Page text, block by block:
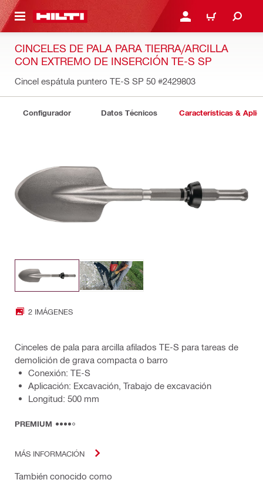
PRINCIPAL INICIE SESIÓN O
CARRITO
CINCELES DE PALA PARA TIERRA/ARCILLA
CON EXTREMO DE INSERCIÓN TE-S SP
Cincel espátula puntero TE-S SP 50 #2429803
Configurador Datos Técnicos Características &
2 IMÁGENES
Cinceles de pala para arcilla afilados TE-S para tareas de
demolición de grava compacta o barro
Conexión: TE-S
Aplicación: Excavación, Trabajo de excavación
Longitud: 500 mm
PREMIUM
MÁS INFORMACIÓN
También conocido como